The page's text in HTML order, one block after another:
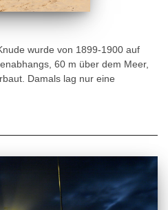
wurde von 1899-1900 auf
60 m über dem Meer,
Damals lag nur eine